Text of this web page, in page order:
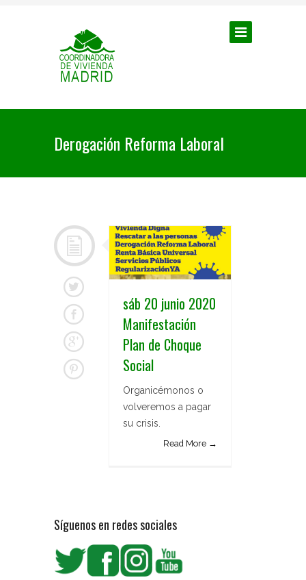
Derogación Reforma Laboral
sáb 20 junio 2020
Manifestación
Plan de Choque
Social
Organicémonos o
volveremos a pagar
su crisis.
Read More →
Síguenos en redes sociales